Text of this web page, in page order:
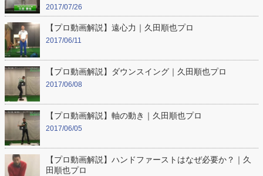
2017/07/26
【プロ動画解説】遠心力｜久田順也プロ
2017/06/11
【プロ動画解説】ダウンスイング｜久田順也プロ
2017/06/08
【プロ動画解説】軸の動き｜久田順也プロ
2017/06/05
【プロ動画解説】ハンドファーストはなぜ必要か？｜久
田順也プロ